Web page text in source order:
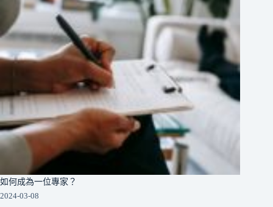
如何成為一位專家？
2024-03-08